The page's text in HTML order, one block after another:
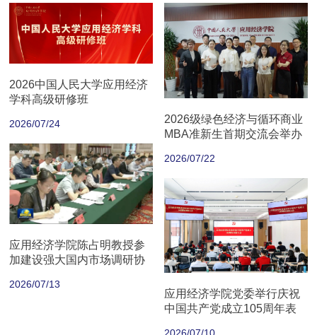
2026中国人民大学应用经济
学科高级研修班
2026/07/24
2026级绿色经济与循环商业
MBA准新生首期交流会举办
2026/07/22
应用经济学院陈占明教授参
加建设强大国内市场调研协
2026/07/13
应用经济学院党委举行庆祝
中国共产党成立105周年表